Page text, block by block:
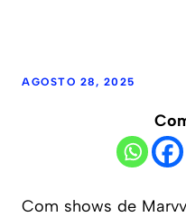
AGOSTO 28, 2025
Com shows de